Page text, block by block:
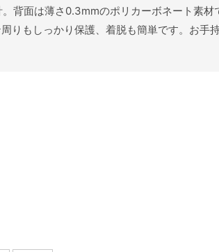
背面は薄さ0.3mmのポリカーボネート素材
りもしっかり保護、着脱も簡単です。お手